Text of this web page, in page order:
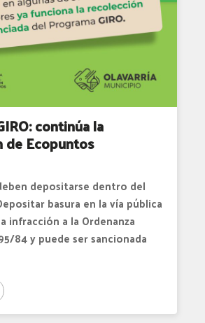
continúa la
de Ecopuntos
depositarse dentro del
basura en la vía pública
infracción a la Ordenanza
84 y puede ser sancionada